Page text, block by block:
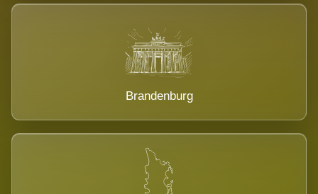
Brandenburg